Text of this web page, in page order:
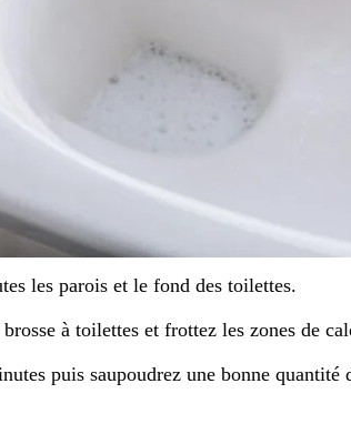
les parois et le fond des toilettes.
à toilettes et frottez les zones de
puis saupoudrez une bonne quantité